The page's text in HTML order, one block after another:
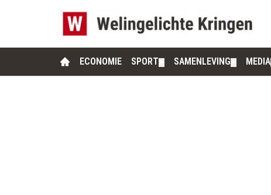
ECONOMIE SPORT SAMENLEVING MEDIA